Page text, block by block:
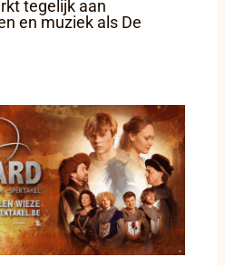
tegelijk aan
en muziek als De